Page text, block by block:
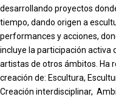
desarrollando proyectos
tiempo, dando origen a
performances y acciones,
incluye la participación activa
artistas de otros ámbitos. Ha
creación de: Escultura,
Creación interdisciplinar,